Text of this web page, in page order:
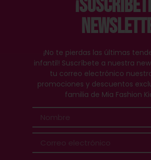
¡No te pierdas las últimas
infantil! Suscríbete a nuestra
tu correo electrónico
promociones y descuentos
familia de Mia Fashion